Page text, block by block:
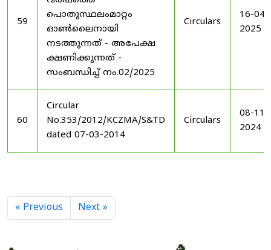
59
പൊതുസ്ഥലംമാറ്റം
ഓൺലൈനായി
നടത്തുന്നത് - അപേക്ഷ
ക്ഷണിക്കുന്നത് -
സംബന്ധിച്ച് നം.02/2025
Circulars
16-04-
2025
60
Circular
No.353/2012/KCZMA/S&TD
dated 07-03-2014
Circulars
08-11-
2024
« Previous Next »